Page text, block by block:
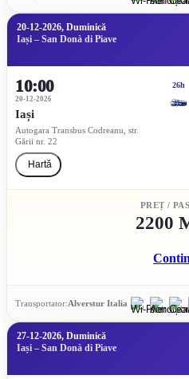
20-12-2026, Duminică
Iași – San Donà di Piave
10:00
20-12-2026
Iași
Autogara Transbus Codreanu, str.
Gării nr. 22
Hartă
26h
PREȚ /
2200
Transportator:Alverstur Italia
27-12-2026, Duminică
Iași – San Donà di Piave